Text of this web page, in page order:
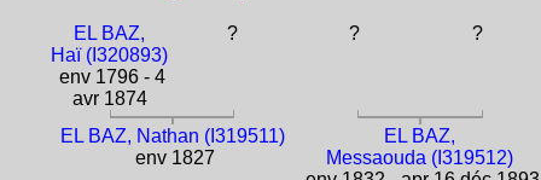
EL BAZ,
Haï (I320893)
env 1796 - 4
avr 1874
? ? ?
EL BAZ, Nathan (I319511)
env 1827
EL BAZ,
Messaouda (I319512)